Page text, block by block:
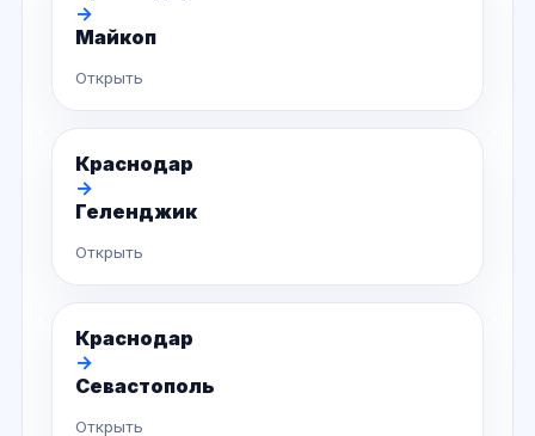
→
Майкоп
Открыть
Краснодар
→
Геленджик
Открыть
Краснодар
→
Севастополь
Открыть